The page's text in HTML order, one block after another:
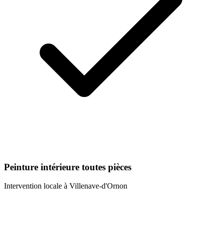
Peinture intérieure toutes pièces
Intervention locale à Villenave-d'Ornon